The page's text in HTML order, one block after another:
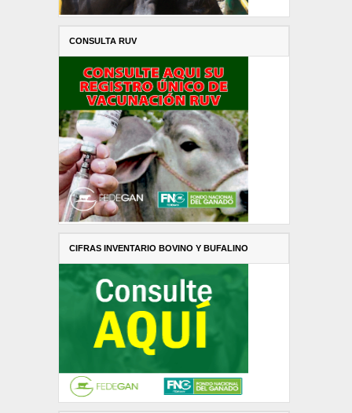
CONSULTA RUV
CIFRAS INVENTARIO BOVINO Y BUFALINO